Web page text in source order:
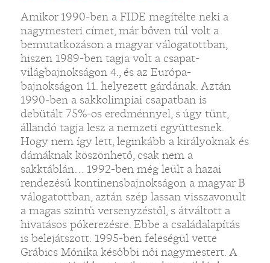
Amikor 1990-ben a FIDE megítélte neki a
nagymesteri címet, már bőven túl volt a
bemutatkozáson a magyar válogatottban,
hiszen 1989-ben tagja volt a csapat-
világbajnokságon 4., és az Európa-
bajnokságon 11. helyezett gárdának. Aztán
1990-ben a sakkolimpiai csapatban is
debütált 75%-os eredménnyel, s úgy tűnt,
állandó tagja lesz a nemzeti együttesnek.
Hogy nem így lett, leginkább a királyoknak és
dámáknak köszönhető, csak nem a
sakktáblán… 1992-ben még leült a hazai
rendezésű kontinensbajnokságon a magyar B
válogatottban, aztán szép lassan visszavonult
a magas szintű versenyzéstől, s átváltott a
hivatásos pókerezésre. Ebbe a családalapítás
is belejátszott: 1995-ben feleségül vette
Grábics Mónika későbbi női nagymestert. A